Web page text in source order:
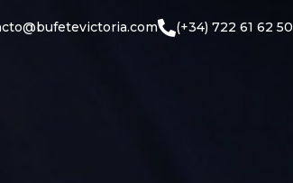
(+34) 722 61 62 50